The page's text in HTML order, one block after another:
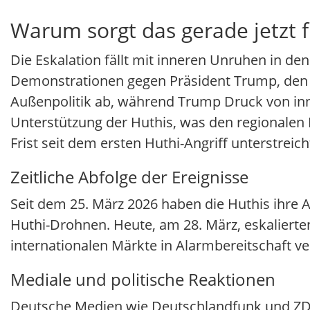
Warum sorgt das gerade jetzt
Die Eskalation fällt mit inneren Unruhen in
Demonstrationen gegen Präsident Trump,
Außenpolitik ab, während Trump Druck von
Unterstützung der Huthis, was den
Frist seit dem ersten Huthi-Angriff
Zeitliche Abfolge der Ereignisse
Seit dem 25. März 2026 haben die Huthis
Huthi-Drohnen. Heute, am 28. März,
internationalen Märkte in Alarmbereitschaft
Mediale und politische Reaktionen